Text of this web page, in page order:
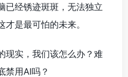
已经锈迹斑斑，无法独立
是最可怕的未来。
现实，我们该怎么办？难
禁用AI吗？